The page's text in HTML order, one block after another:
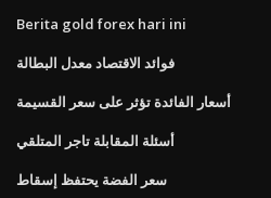
Berita gold forex hari ini
فوائد الاقتصاد معدل البطالة
أسعار الفائدة تؤثر على سعر القسيمة
أسئلة المقابلة تاجر المتلقي
سعر الفضة يحتفظ إسقاط